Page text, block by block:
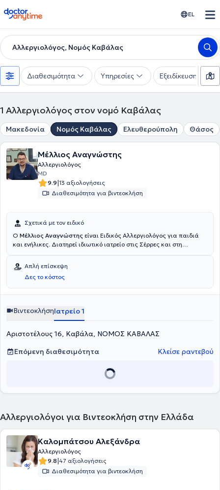
doctoranytime EL
Αλλεργιολόγος, Νομός Καβάλας
Διαθεσιμότητα Υπηρεσίες Εξειδίκευση
1 Αλλεργιολόγος στον νομό Καβάλας
Μακεδονία Νομός Καβάλας Ελευθερούπολη Θάσος
Μέλλιος Αναγνώστης
Αλλεργιολόγος
MD
9.9|13 αξιολογήσεις
Διαθεσιμότητα για βιντεοκλήση
Σχετικά με τον ειδικό
Ο Μέλλιος Αναγνώστης είναι Ειδικός Αλλεργιολόγος για παιδιά
και ενήλικες. Διατηρεί ιδιωτικό ιατρείο στις Σέρρες και στη
Πανεπιστημίου Θεσσαλονίκης. Ολοκλήρωσε την εξάσκηση
υπαίθρου στο Π.Ι. Λιμεναρίων Θάσου και ακολούθως ειδικεύτηκε
στην Α' Παθολογική του Γ.Ν.Σερρων και μετέπειτα στην
Αλλεργιολογική Μονάδα "Δ. Καλογερομήτρος" του
εκπαιδεύτηκε σε παιδοαλλεργιολογικά ιατρεία καθώς και σε
ιατρεία ενηλίκων καλύπτοντας όλο το φάσμα των αλλεργικών
Απλή επίσκεψη
Δες το κόστος
ΒιντεοκλήσηΙατρείο 1
Αριστοτέλους 16, Καβάλα, ΝΟΜΟΣ ΚΑΒΑΛΑΣ
Επόμενη διαθεσιμότητα
Κλείσε ραντεβού
Αλλεργιολόγοι για Βιντεοκλήση στην Ελλάδα
Καλομπάτσου Αλεξάνδρα
Αλλεργιολόγος
9.8|47 αξιολογήσεις
Διαθεσιμότητα για βιντεοκλήση